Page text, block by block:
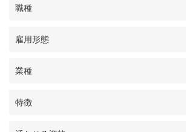
職種
雇用形態
業種
特徴